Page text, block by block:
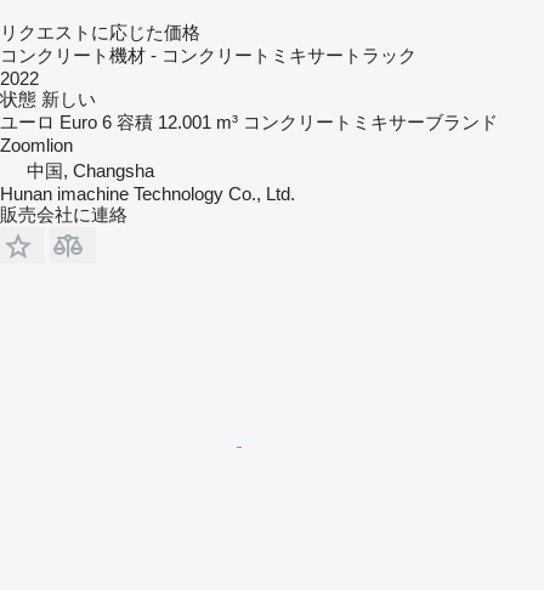
リクエストに応じた価格
コンクリート機材 - コンクリートミキサートラック
2022
状態 新しい
ユーロ Euro 6 容積 12.001 m³ コンクリートミキサーブランド
Zoomlion
中国, Changsha
Hunan imachine Technology Co., Ltd.
販売会社に連絡